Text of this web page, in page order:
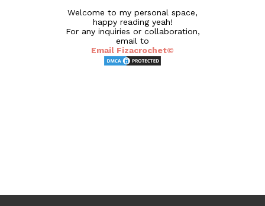
Welcome to my personal space,
happy reading yeah!
For any inquiries or collaboration,
email to
Email Fizacrochet©